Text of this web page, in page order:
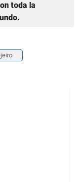
toda la